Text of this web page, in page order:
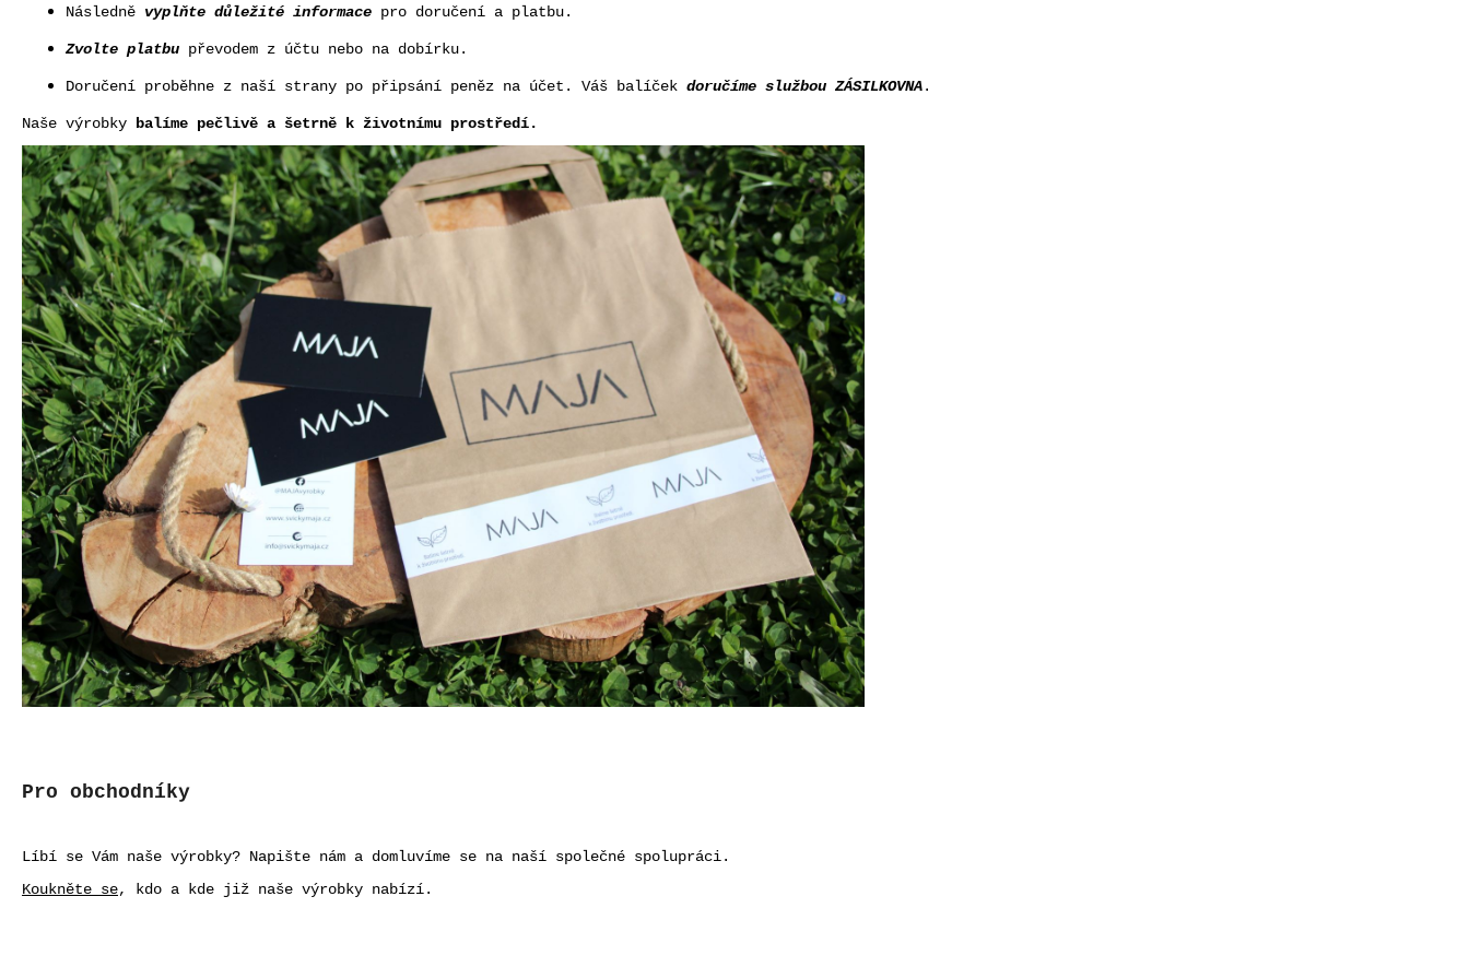
Následně vyplňte důležité informace pro doručení a platbu.
Zvolte platbu převodem z účtu nebo na dobírku.
Doručení proběhne z naší strany po připsání peněz na účet. Váš balíček doručíme službou ZÁSILKOVNA.
Naše výrobky balíme pečlivě a šetrně k životnímu prostředí.
Pro obchodníky
Líbí se Vám naše výrobky? Napište nám a domluvíme se na naší společné spolupráci.
Koukněte se, kdo a kde již naše výrobky nabízí.